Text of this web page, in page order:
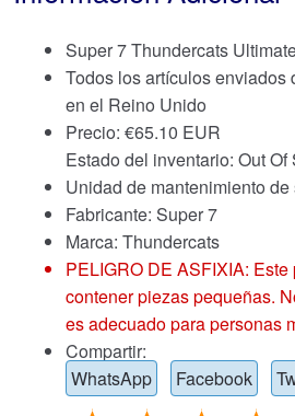
Super 7 Thundercats
Todos los artículos enviados
en el Reino Unido
Precio: €65.10 EUR
Estado del inventario: Out Of
Unidad de mantenimiento de
Fabricante: Super 7
Marca: Thundercats
PELIGRO DE ASFIXIA:
contener piezas pequeñas.
es adecuado para personas
Compartir:
WhatsApp
Facebook